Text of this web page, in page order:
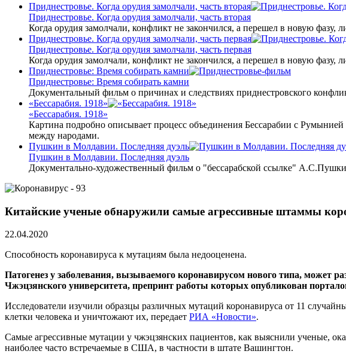
Приднестровье. Когда орудия замолчали, часть вторая
Приднестровье. Когда орудия замолчали, часть вторая
Когда орудия замолчали, конфликт не закончился, а перешел в новую
Приднестровье. Когда орудия замолчали, часть первая
Приднестровье. Когда орудия замолчали, часть первая
Когда орудия замолчали, конфликт не закончился, а перешел в новую
Приднестровье: Время собирать камни
Приднестровье: Время собирать камни
Документальный фильм о причинах и следствиях приднестровского
«Бессарабия. 1918»
«Бессарабия. 1918»
Картина подробно описывает процесс объединения Бессарабии с
между народами.
Пушкин в Молдавии. Последняя дуэль
Пушкин в Молдавии. Последняя дуэль
Документально-художественный фильм о "бессарабской ссылке"
Китайские ученые обнаружили самые агрессивные штаммы
22.04.2020
Способность коронавируса к мутациям была недооценена.
Патогенез у заболевания, вызываемого коронавирусом нового типа, может
Чжэцзянского университета, препринт работы которых опубликован
Исследователи изучили образцы различных мутаций коронавируса от 11
клетки человека и уничтожают их, передает РИА «Новости».
Самые агрессивные мутации у чжэцзянских пациентов, как выяснили ученые,
наиболее часто встречаемые в США, в частности в штате Вашингтон.